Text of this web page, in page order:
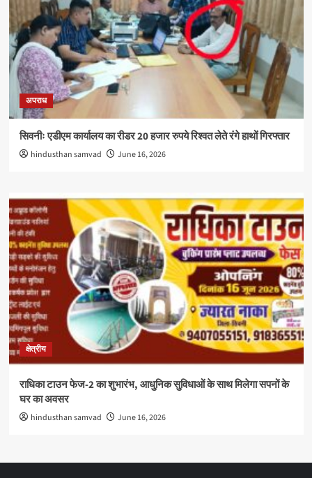
अपराध
सिवनीः एडीएम कार्यालय का रीडर 20 हजार रुपये रिश्वत लेते रंगे हाथों गिरफ्तार
hindusthan samvad June 16, 2026
क्षेत्रीय
राधिका टाउन फेज-2 का शुभारंभ, आधुनिक सुविधाओं के साथ मिलेगा सपनों के
घर का अवसर
hindusthan samvad June 16, 2026